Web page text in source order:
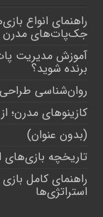
جک‌پات‌های مدرن
آموزش مدیریت
برنده شوید؟
روان‌شناسی طراحی
کازینوهای مدرن؛
(بدون عنوان)
تاریخچه بازی‌های
راهنمای کامل
استراتژی‌ها